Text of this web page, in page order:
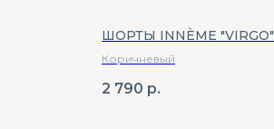
ШОРТЫ INNÈME "VIRGO"
Коричневый
2 790 р.